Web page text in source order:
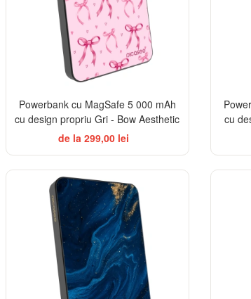
Powerbank cu MagSafe 5 000 mAh
cu design propriu Gri - Bow Aesthetic
de la 299,00 lei
cu